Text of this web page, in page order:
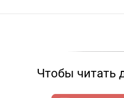
Чтобы читать